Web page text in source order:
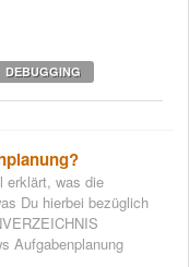
DEBUGGING
erklärt, was die
Du hierbei bezüglich
Aufgabenplanung